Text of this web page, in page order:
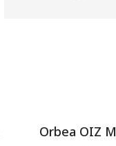
Orbea OIZ